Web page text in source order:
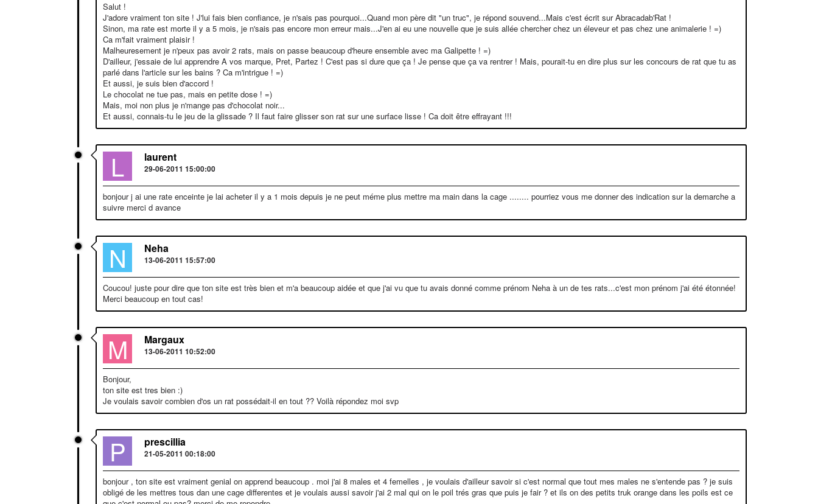
Salut !
J'adore vraiment ton site ! J'lui fais bien confiance, je n'sais pas pourquoi...Quand mon père dit "un truc", je répond souvend...Mais c'est écrit sur Abracadab'Rat !
Sinon, ma rate est morte il y a 5 mois, je n'sais pas encore mon erreur mais...J'en ai eu une nouvelle que je suis allée chercher chez un éleveur et pas chez une animalerie ! =)
Ca m'fait vraiment plaisir !
Malheuresement je n'peux pas avoir 2 rats, mais on passe beaucoup d'heure ensemble avec ma Galipette ! =)
D'ailleur, j'essaie de lui apprendre A vos marque, Pret, Partez ! C'est pas si dure que ça ! Je pense que ça va rentrer ! Mais, pourait-tu en dire plus sur les concours de rat que tu as
parlé dans l'article sur les bains ? Ca m'intrigue ! =)
Et aussi, je suis bien d'accord !
Le chocolat ne tue pas, mais en petite dose ! =)
Mais, moi non plus je n'mange pas d'chocolat noir...
Et aussi, connais-tu le jeu de la glissade ? Il faut faire glisser son rat sur une surface lisse ! Ca doit être effrayant !!!
L laurent
29-06-2011 15:00:00
bonjour j ai une rate enceinte je lai acheter il y a 1 mois depuis je ne peut méme plus mettre ma main dans la cage ........ pourriez vous me donner des indication sur la demarche a
suivre merci d avance
N Neha
13-06-2011 15:57:00
Coucou! juste pour dire que ton site est très bien et m'a beaucoup aidée et que j'ai vu que tu avais donné comme prénom Neha à un de tes rats...c'est mon prénom j'ai été étonnée!
Merci beaucoup en tout cas!
M Margaux
13-06-2011 10:52:00
Bonjour,
ton site est tres bien :)
Je voulais savoir combien d'os un rat possédait-il en tout ?? Voilà répondez moi svp
P prescillia
21-05-2011 00:18:00
bonjour , ton site est vraiment genial on apprend beaucoup . moi j'ai 8 males et 4 femelles , je voulais d'ailleur savoir si c'est normal que tout mes males ne s'entende pas ? je suis
obligé de les mettres tous dan une cage differentes et je voulais aussi savoir j'ai 2 mal qui on le poil trés gras que puis je fair ? et ils on des petits truk orange dans les poils est ce